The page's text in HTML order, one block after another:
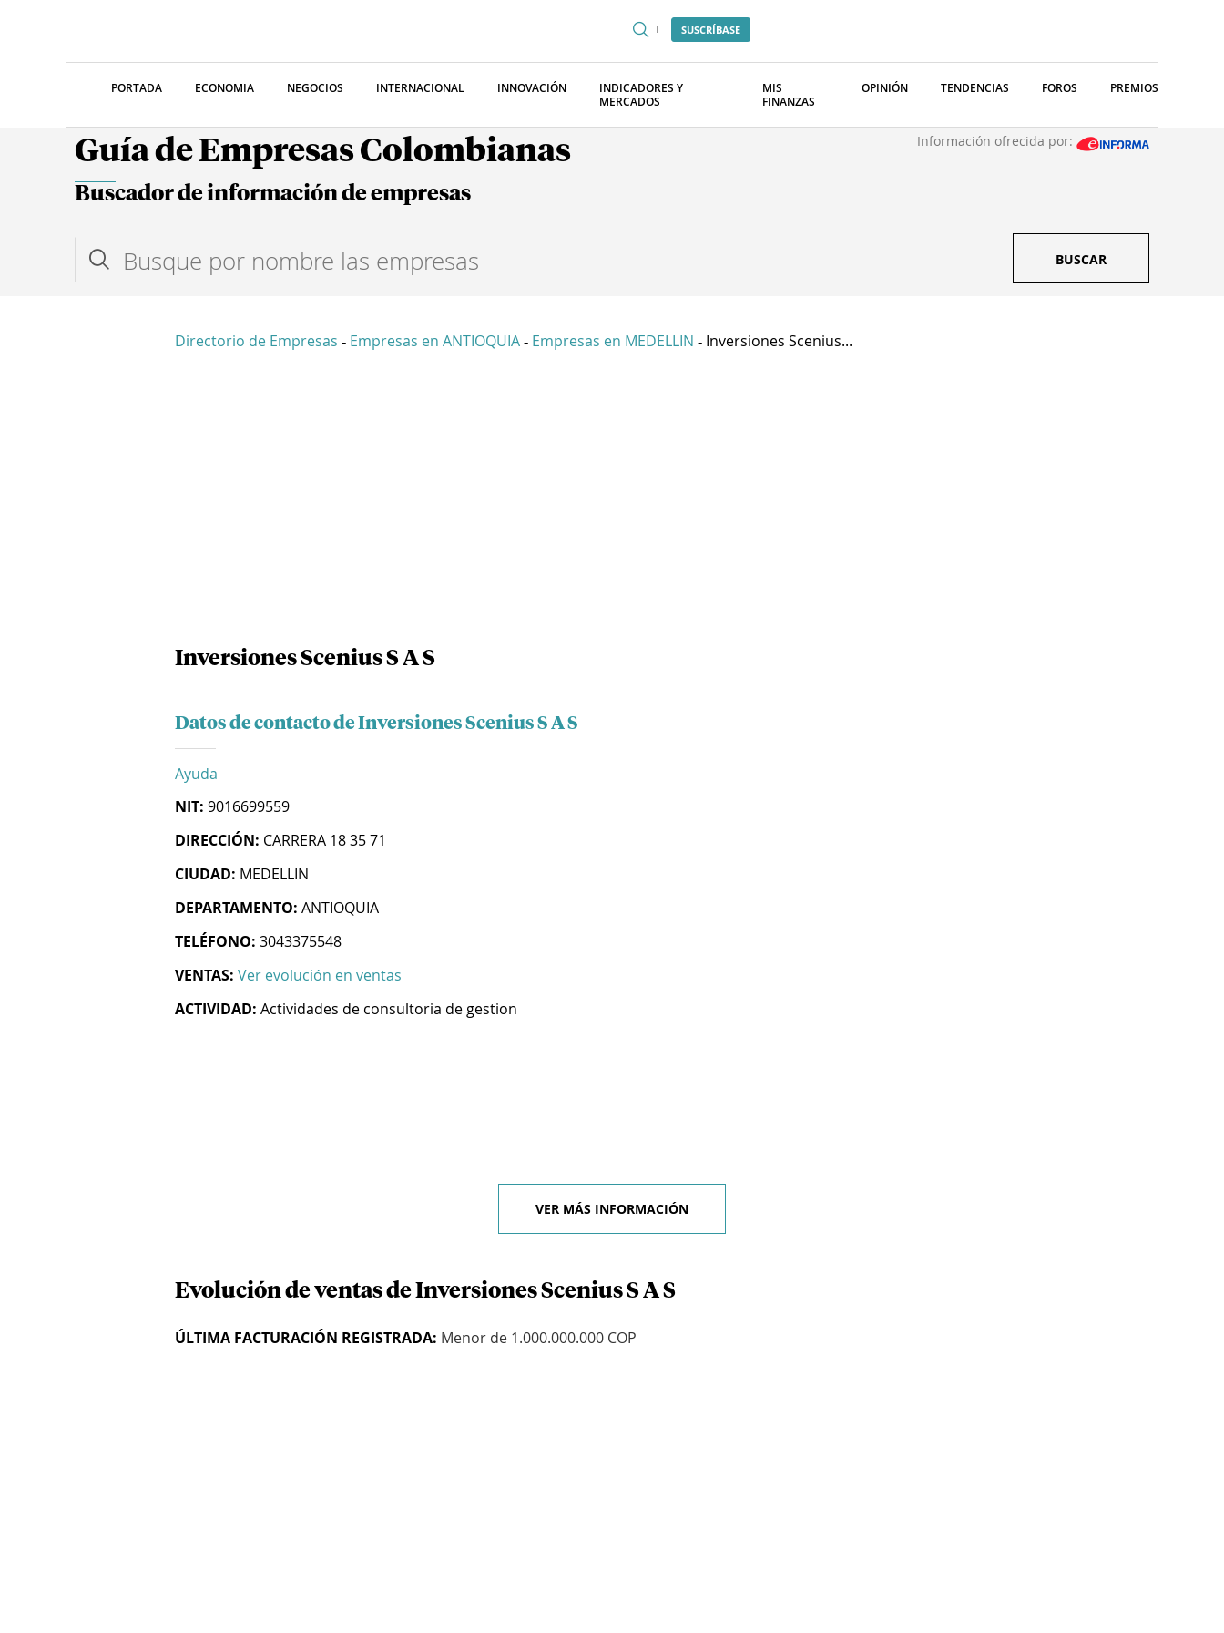
SUSCRÍBASE
PORTADA ECONOMIA NEGOCIOS INTERNACIONAL INNOVACIÓN
INDICADORES Y
MERCADOS
MIS
FINANZAS
OPINIÓN TENDENCIAS FOROS PREMIOS
Guía de Empresas Colombianas Información ofrecida por:
Buscador de información de empresas
BUSCAR
Directorio de Empresas - Empresas en ANTIOQUIA - Empresas en MEDELLIN - Inversiones Scenius...
Inversiones Scenius S A S
Datos de contacto de Inversiones Scenius S A S
Ayuda
NIT: 9016699559
DIRECCIÓN: CARRERA 18 35 71
CIUDAD: MEDELLIN
DEPARTAMENTO: ANTIOQUIA
TELÉFONO: 3043375548
VENTAS: Ver evolución en ventas
ACTIVIDAD: Actividades de consultoria de gestion
VER MÁS INFORMACIÓN
Evolución de ventas de Inversiones Scenius S A S
ÚLTIMA FACTURACIÓN REGISTRADA: Menor de 1.000.000.000 COP